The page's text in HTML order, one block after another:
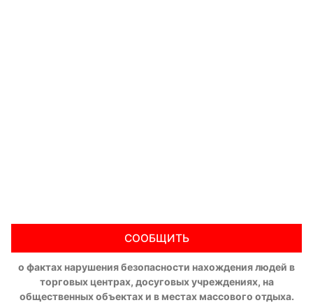
СООБЩИТЬ
о фактах нарушения безопасности нахождения людей в
торговых центрах, досуговых учреждениях, на
общественных объектах и в местах массового отдыха.